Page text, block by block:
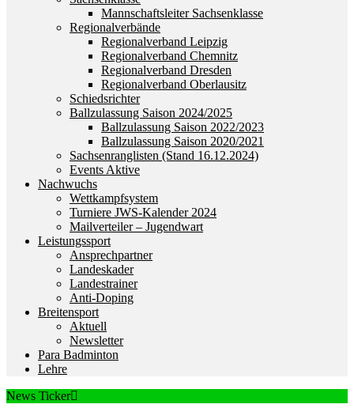
Mannschaftsleiter Sachsenklasse
Regionalverbände
Regionalverband Leipzig
Regionalverband Chemnitz
Regionalverband Dresden
Regionalverband Oberlausitz
Schiedsrichter
Ballzulassung Saison 2024/2025
Ballzulassung Saison 2022/2023
Ballzulassung Saison 2020/2021
Sachsenranglisten (Stand 16.12.2024)
Events Aktive
Nachwuchs
Wettkampfsystem
Turniere JWS-Kalender 2024
Mailverteiler – Jugendwart
Leistungssport
Ansprechpartner
Landeskader
Landestrainer
Anti-Doping
Breitensport
Aktuell
Newsletter
Para Badminton
Lehre
News Ticker